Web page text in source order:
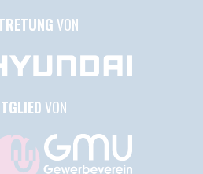
VON
VON